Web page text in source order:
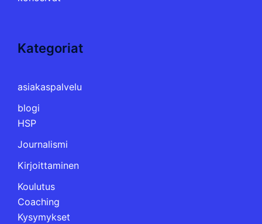
Kategoriat
asiakaspalvelu
blogi
HSP
Journalismi
Kirjoittaminen
Koulutus
Coaching
Kysymykset